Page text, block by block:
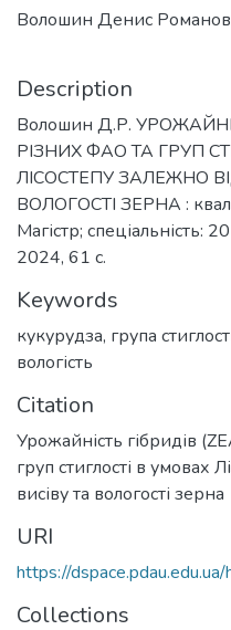
Волошин Денис
Description
Волошин Д.Р.
РІЗНИХ ФАО ТА ГРУП
ЛІСОСТЕПУ ЗАЛЕЖНО
ВОЛОГОСТІ ЗЕРНА :
Магістр; спеціальність:
2024, 61 с.
Keywords
кукурудза, група
вологість
Citation
Урожайність гібридів
груп стиглості в умовах
висіву та вологості зерна
URI
https://
Collections